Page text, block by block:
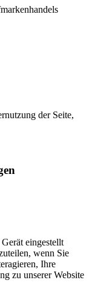
der Seite,
eingestellt
wenn Sie
Ihre
zu unserer Website